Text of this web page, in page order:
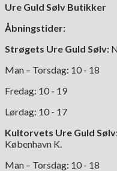
Ure Guld Sølv Butikker
Åbningstider:
Strøgets Ure Guld Sølv:
Man – Torsdag: 10 - 18
Fredag: 10 - 19
Lørdag: 10 - 17
Kultorvets Ure Guld
København K.
Man – Torsdag: 10 - 18